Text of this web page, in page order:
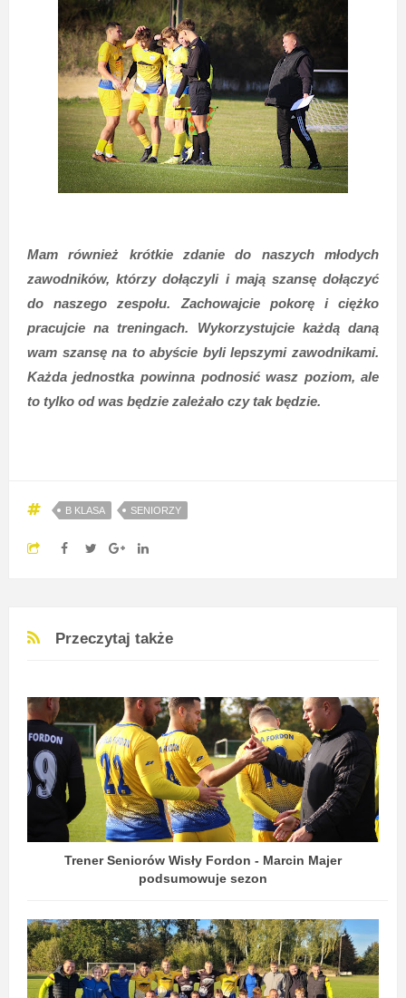
Mam również krótkie zdanie do naszych młodych
zawodników, którzy dołączyli i mają szansę dołączyć
do naszego zespołu. Zachowajcie pokorę i ciężko
pracujcie na treningach. Wykorzystujcie każdą daną
wam szansę na to abyście byli lepszymi zawodnikami.
Każda jednostka powinna podnosić wasz poziom, ale
to tylko od was będzie zależało czy tak będzie.
B KLASA SENIORZY
Przeczytaj także
Trener Seniorów Wisły Fordon - Marcin Majer
podsumowuje sezon